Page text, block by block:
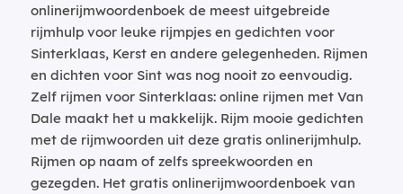
onlinerijmwoordenboek de meest uitgebreide
rijmhulp voor leuke rijmpjes en gedichten voor
Sinterklaas, Kerst en andere gelegenheden. Rijmen
en dichten voor Sint was nog nooit zo eenvoudig.
Zelf rijmen voor Sinterklaas: online rijmen met Van
Dale maakt het u makkelijk. Rijm mooie gedichten
met de rijmwoorden uit deze gratis onlinerijmhulp.
Rijmen op naam of zelfs spreekwoorden en
gezegden. Het gratis onlinerijmwoordenboek van